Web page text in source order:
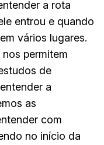
a rota
entrou e quando
vários lugares.
permitem
de
a
as
com
no início da